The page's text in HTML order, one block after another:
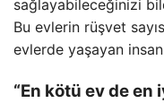
sağlayabileceğinizi
Bu evlerin rüşvet
evlerde yaşayan
“En kötü ev de en